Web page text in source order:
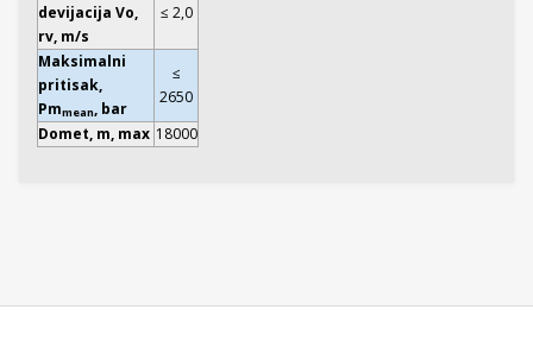
devijacija Vo,
rv, m/s
≤ 2,0
Maksimalni
pritisak,
Pmmean, bar
≤
2650
Domet, m, max 18000